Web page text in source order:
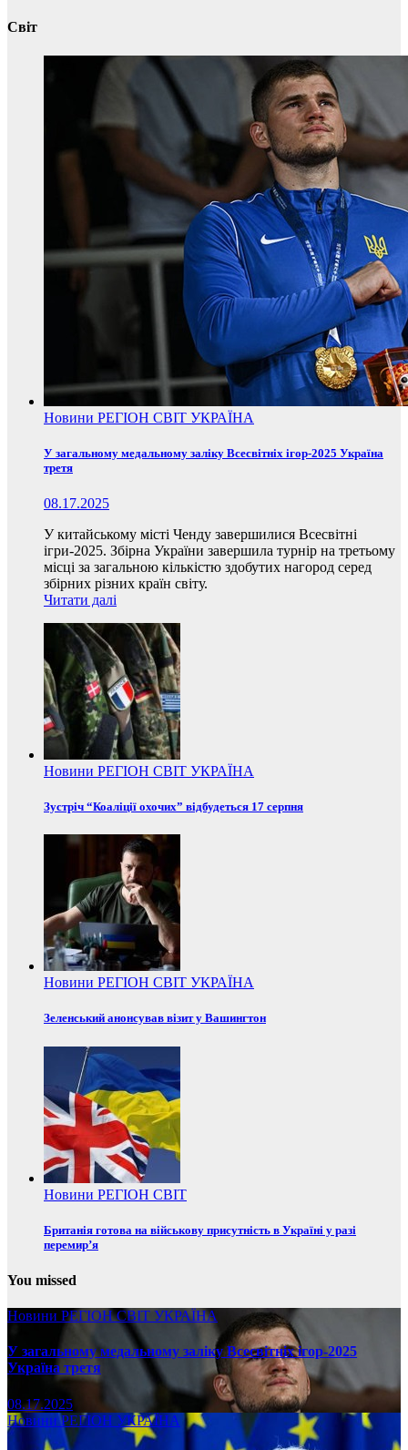
Світ
Новини РЕГІОН СВІТ УКРАЇНА
У загальному медальному заліку Всесвітніх ігор-2025 Україна
третя
08.17.2025
У китайському місті Ченду завершилися Всесвітні
ігри-2025. Збірна України завершила турнір на третьому
місці за загальною кількістю здобутих нагород серед
збірних різних країн світу.
Читати далі
Новини РЕГІОН СВІТ УКРАЇНА
Зустріч “Коаліції охочих” відбудеться 17 серпня
Новини РЕГІОН СВІТ УКРАЇНА
Зеленський анонсував візит у Вашингтон
Новини РЕГІОН СВІТ
Британія готова на військову присутність в Україні у разі
перемир’я
You missed
Новини РЕГІОНСВІТ УКРАЇНА
У загальному медальному заліку Всесвітніх ігор-2025
Україна третя
08.17.2025
НовиниРЕГІОН УКРАЇНА